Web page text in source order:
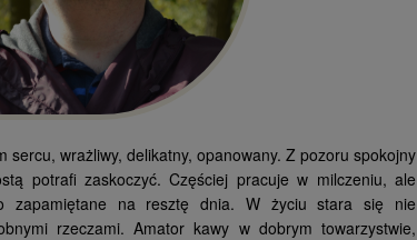
sercu, wrażliwy, delikatny, opanowany. Z pozoru spokojny
potrafi zaskoczyć. Częściej pracuje w milczeniu, ale
zapamiętane na resztę dnia. W życiu stara się nie
rzeczami. Amator kawy w dobrym towarzystwie,